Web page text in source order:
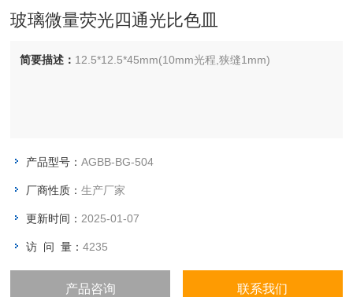
玻璃微量荧光四通光比色皿
简要描述： 12.5*12.5*45mm(10mm光程,狭缝1mm)
产品型号：AGBB-BG-504
厂商性质：生产厂家
更新时间： 2025-01-07
访 问 量：4235
产品咨询 联系我们